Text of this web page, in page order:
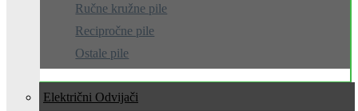
Ručne kružne pile
Recipročne pile
Ostale pile
Električni Odvijači